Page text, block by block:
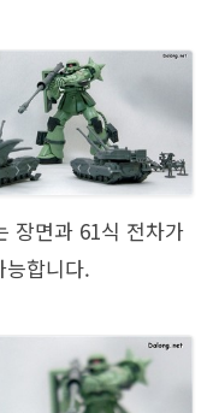
장면과 61식 전차가
합니다.